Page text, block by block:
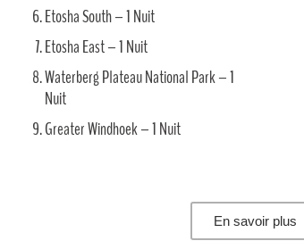
Etosha South – 1 Nuit
Etosha East – 1 Nuit
Waterberg Plateau National Park – 1
Nuit
Greater Windhoek – 1 Nuit
En savoir plus